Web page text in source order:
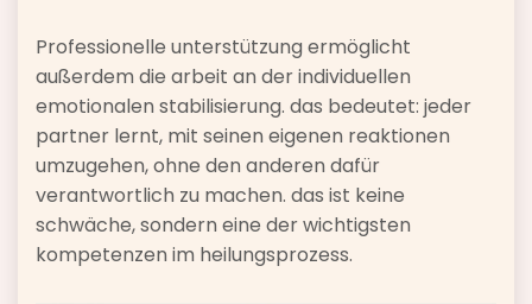
Professionelle unterstützung ermöglicht
außerdem die arbeit an der individuellen
emotionalen stabilisierung. das bedeutet: jeder
partner lernt, mit seinen eigenen reaktionen
umzugehen, ohne den anderen dafür
verantwortlich zu machen. das ist keine
schwäche, sondern eine der wichtigsten
kompetenzen im heilungsprozess.